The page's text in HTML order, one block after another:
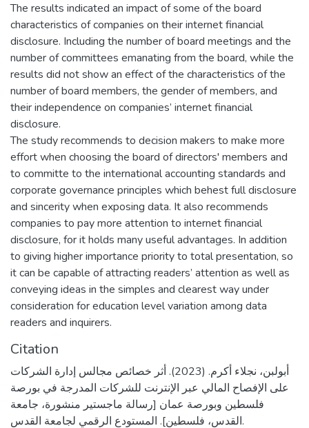
The results indicated an impact of some of the board
characteristics of companies on their internet financial
disclosure. Including the number of board meetings and the
number of committees emanating from the board, while the
results did not show an effect of the characteristics of the
number of board members, the gender of members, and
their independence on companies’ internet financial
disclosure.
The study recommends to decision makers to make more
effort when choosing the board of directors' members and
to committe to the international accounting standards and
corporate governance principles which behest full disclosure
and sincerity when exposing data. It also recommends
companies to pay more attention to internet financial
disclosure, for it holds many useful advantages. In addition
to giving higher importance priority to total presentation, so
it can be capable of attracting readers’ attention as well as
conveying ideas in the simples and clearest way under
consideration for education level variation among data
readers and inquirers.
Citation
أبولبن، نجلاء أكرم. (2023). أثر خصائص مجالس إدارة الشركات
على الإفصاح المالي عبر الإنترنت للشركات المدرجة في بورصة
فلسطين وبورصة عمان [رسالة ماجستير منشورة، جامعة
القدس، فلسطين]. المستودع الرقمي لجامعة القدس.